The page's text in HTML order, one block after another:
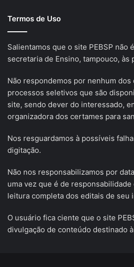
Termos de Uso
Salientamos que o site PEBSP não
secretaria de Ensino, tampouco, às
Não respondemos por nenhum dos
processos seletivos que são
site, sendo dever do interessado,
organizadora dos certames para
Nos resguardamos à possíveis
digitação.
Não nos responsabilizamos por
uma vez que é de
leitura completa dos editais de seu
O usuário fica ciente que o site
divulgação de conteúdo destinado